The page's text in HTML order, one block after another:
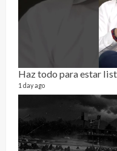
Haz todo para estar
1 day ago